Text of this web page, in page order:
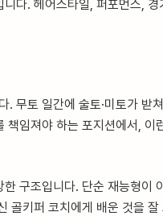
다. 헤어스타일, 퍼포먼스,
무토 일간에 술토·미토가 받
임져야 하는 포지션에서, 이
구조입니다. 단순 재능형이
골키퍼 코치에게 배운 것을